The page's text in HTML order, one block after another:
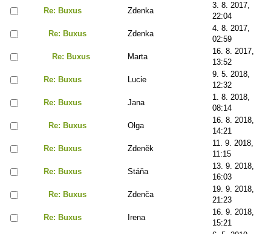
Re: Buxus
Zdenka
3. 8. 2017,
22:04
Re: Buxus
Zdenka
4. 8. 2017,
02:59
Re: Buxus
Marta
16. 8. 2017,
13:52
Re: Buxus
Lucie
9. 5. 2018,
12:32
Re: Buxus
Jana
1. 8. 2018,
08:14
Re: Buxus
Olga
16. 8. 2018,
14:21
Re: Buxus
Zdeněk
11. 9. 2018,
11:15
Re: Buxus
Stáňa
13. 9. 2018,
16:03
Re: Buxus
Zdenča
19. 9. 2018,
21:23
Re: Buxus
Irena
16. 9. 2018,
15:21